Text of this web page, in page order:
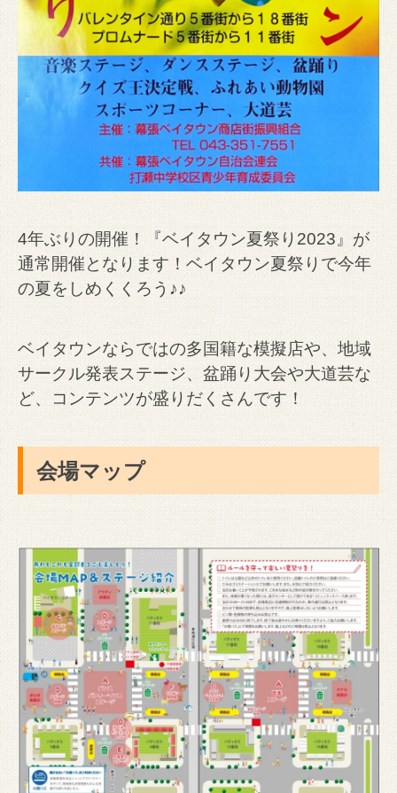
4年ぶりの開催！『ベイタウン夏祭り2023』が
通常開催となります！ベイタウン夏祭りで今年
の夏をしめくくろう♪♪
ベイタウンならではの多国籍な模擬店や、地域
サークル発表ステージ、盆踊り大会や大道芸な
ど、コンテンツが盛りだくさんです！
会場マップ